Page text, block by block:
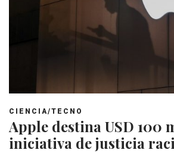
CIENCIA/TECNO
Apple destina USD 100
iniciativa de justicia